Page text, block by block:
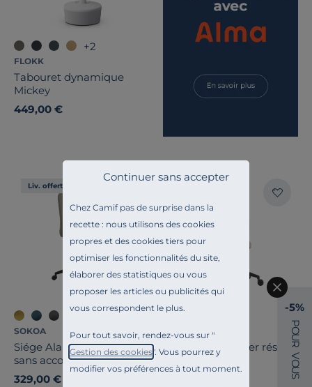
Chez Camif pas de surprise dans la
recette : nous utilisons des cookies
propres et des cookies tiers pour
optimiser les fonctionnalités du site,
élaborer des statistiques ou vous
proposer les articles ou publicités qui
vous correspondent le plus.
Pour tout savoir, rendez-vous sur "
Gestion des cookies". Vous pourrez y
modifier vos préférences à tout moment.
Continuer sans accepter
+2
FLOKK
Tabouret dynamique
Mickey
449,00 €
Liv. offerte
SOKOA
Siége Alaia dossier tapissé
sans accoudoirs
329,00 €
SOKOA
Siége Alaia dossier résille
sans accoudoirs
-5%
P
O
U
R
V
O
U
S